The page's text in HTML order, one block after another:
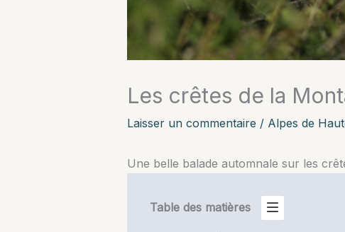
Les crêtes de la
Laisser un commentaire / Alpes de
Une belle balade automnale sur les
Table des matières